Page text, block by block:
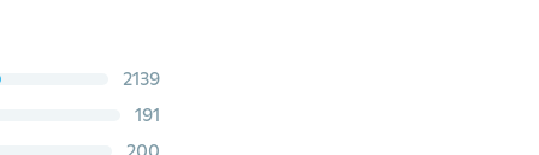
2139
191